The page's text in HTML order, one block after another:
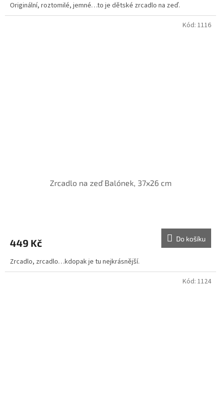
Originální, roztomilé, jemné…to je dětské zrcadlo na zeď.
Zrcadlo na zeď Balónek, 37x26 cm
je
z
5
449 Kč Do košíku
Zrcadlo, zrcadlo…kdopak je tu nejkrásnější.
Kód: 1116
Kód: 1124